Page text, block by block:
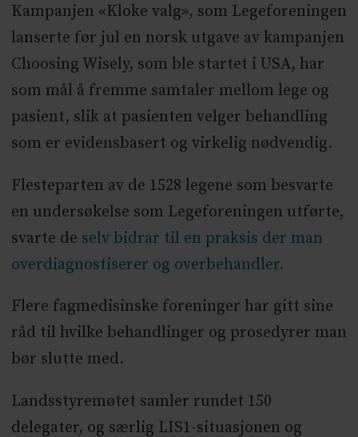
Kampanjen «Kloke valg», som Legeforeningen
lanserte før jul en norsk utgave av kampanjen
Choosing Wisely, som ble startet i USA, har
som mål å fremme samtaler mellom lege og
pasient, slik at pasienten velger behandling
som er evidensbasert og virkelig nødvendig.
Flesteparten av de 1528 legene som besvarte
en undersøkelse som Legeforeningen utførte,
svarte de selv bidrar til en praksis der man
overdiagnostiserer og overbehandler.
Flere fagmedisinske foreninger har gitt sine
råd til hvilke behandlinger og prosedyrer man
bør slutte med.
Landsstyremøtet samler rundet 150
delegater, og særlig LIS1-situasjonen og